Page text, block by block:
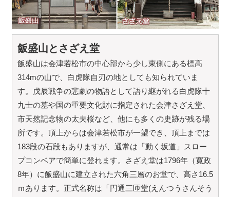
飯盛山とさざえ堂
飯盛山は会津若松市の中心部から少し東側にある標高
314mの山で、白虎隊自刃の地としても知られていま
す。戊辰戦争の悲劇の物語として語り継がれる白虎隊十
九士の墓や国の重要文化財に指定された会津さざえ堂、
市天然記念物の太夫桜など、他にも多くの史跡が残る場
所です。頂上からは会津若松市が一望でき、頂上までは
183段の石段もありますが、通常は「動く坂道」スロー
プコンベアで簡単に登れます。さざえ堂は1796年（寛政
8年）に飯盛山に建立された六角三層のお堂で、高さ16.5
ｍあります。正式名称は「円通三匝堂(えんつうさんそう